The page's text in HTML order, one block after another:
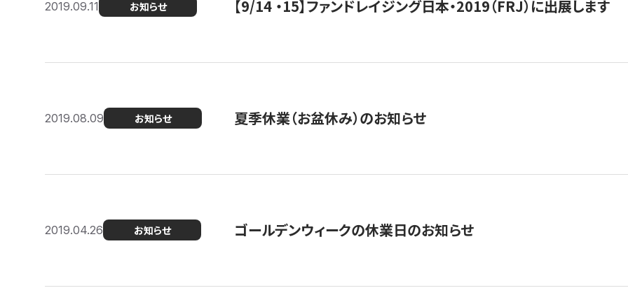
2019.09.11 お知らせ 【9/14 ・15】ファンドレイジング日本・2019（FRJ）に出展します
2019.08.09 お知らせ 夏季休業（お盆休み）のお知らせ
2019.04.26 お知らせ ゴールデンウィークの休業日のお知らせ